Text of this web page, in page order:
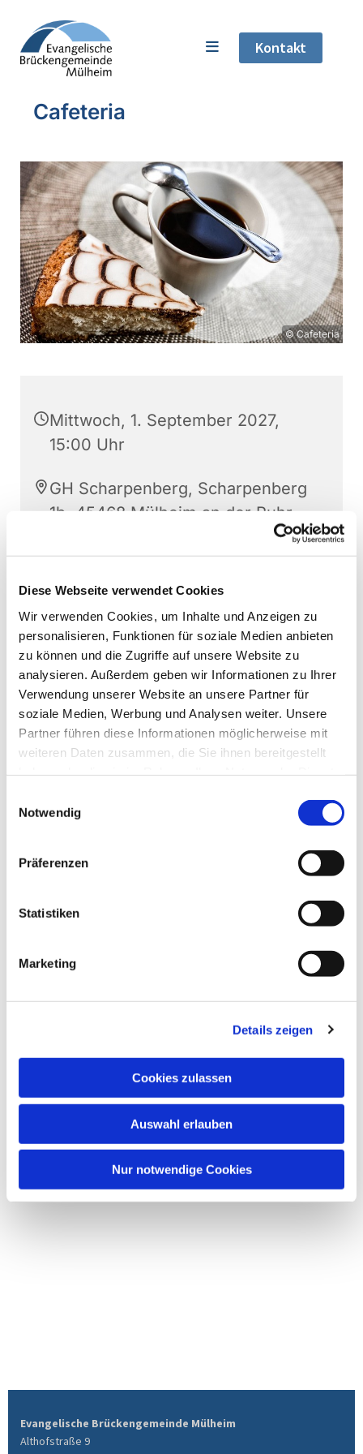
Diese Webseite verwendet Cookies
Wir verwenden Cookies, um Inhalte und Anzeigen zu
personalisieren, Funktionen für soziale Medien anbieten
zu können und die Zugriffe auf unsere Website zu
analysieren. Außerdem geben wir Informationen zu Ihrer
Verwendung unserer Website an unsere Partner für
soziale Medien, Werbung und Analysen weiter. Unsere
Partner führen diese Informationen möglicherweise mit
weiteren Daten zusammen, die Sie ihnen bereitgestellt
Notwendig
Präferenzen
Statistiken
Marketing
Details zeigen
Cookies zulassen
Auswahl erlauben
Nur notwendige Cookies
Kontakt
Cafeteria
© Cafeteria
Mittwoch, 1. September 2027,
15:00 Uhr
GH Scharpenberg, Scharpenberg
1b, 45468 Mülheim an der Ruhr
Dies könnte Sie auch
Evangelische Brückengemeinde Mülheim
Althofstraße 9